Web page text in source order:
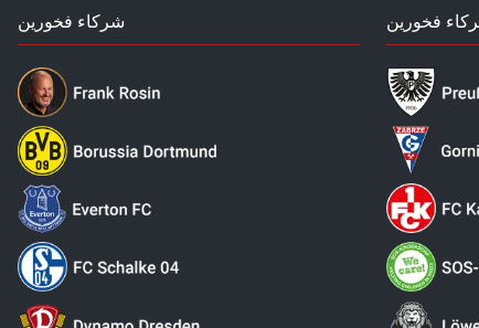
شركاء فخورين فخورين